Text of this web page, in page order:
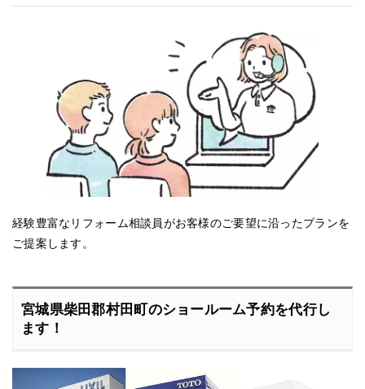
経験豊富なリフォーム相談員がお客様のご要望に沿ったプランを
ご提案します。
宮城県柴田郡村田町のショールーム予約を代行し
ます！